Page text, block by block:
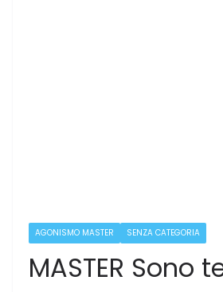
AGONISMO MASTER SENZA CATEGORIA
MASTER